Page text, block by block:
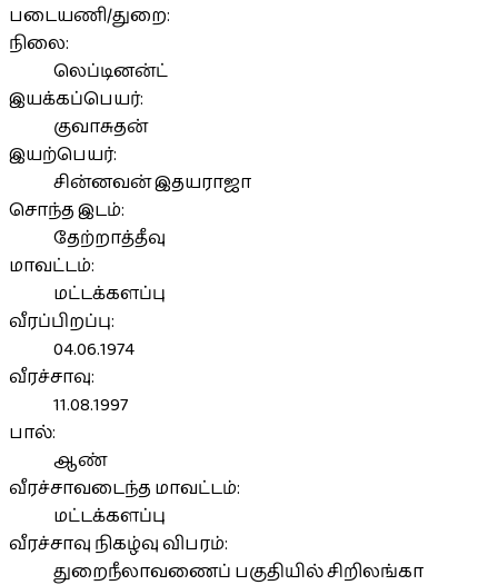
படையணி/துறை:
நிலை:
லெப்டினன்ட்
இயக்கப்பெயர்:
குவாசுதன்
இயற்பெயர்:
சின்னவன் இதயராஜா
சொந்த இடம்:
தேற்றாத்தீவு
மாவட்டம்:
மட்டக்களப்பு
வீரப்பிறப்பு:
04.06.1974
வீரச்சாவு:
11.08.1997
பால்:
ஆண்
வீரச்சாவடைந்த மாவட்டம்:
மட்டக்களப்பு
வீரச்சாவு நிகழ்வு விபரம்:
துறைநீலாவணைப் பகுதியில் சிறிலங்கா